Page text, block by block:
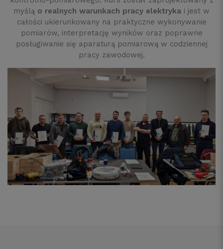
myślą o realnych warunkach pracy elektryka i jest w
całości ukierunkowany na praktyczne wykonywanie
pomiarów, interpretację wyników oraz poprawne
posługiwanie się aparaturą pomiarową w codziennej
pracy zawodowej.